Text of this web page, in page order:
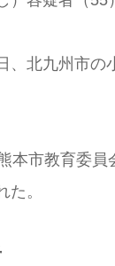
、北九州市
本市教育委
た。